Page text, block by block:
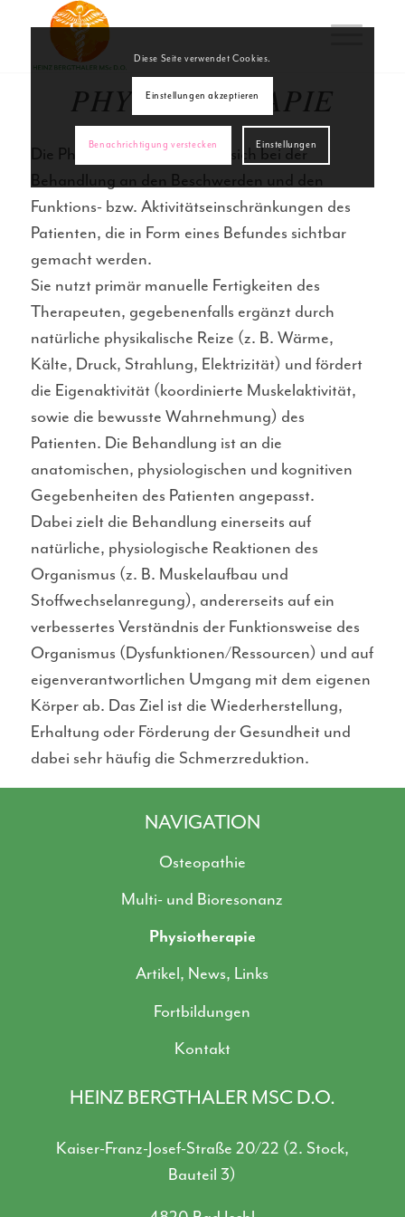
PHYSIOTHERAPIE
Die Physiotherapie orientiert sich bei der
Behandlung an den Beschwerden und den
Funktions- bzw. Aktivitätseinschränkungen des
Patienten, die in Form eines Befundes sichtbar
gemacht werden.
Sie nutzt primär manuelle Fertigkeiten des
Therapeuten, gegebenenfalls ergänzt durch
natürliche physikalische Reize (z. B. Wärme,
Kälte, Druck, Strahlung, Elektrizität) und fördert
die Eigenaktivität (koordinierte Muskelaktivität,
sowie die bewusste Wahrnehmung) des
Patienten. Die Behandlung ist an die
anatomischen, physiologischen und kognitiven
Gegebenheiten des Patienten angepasst.
Dabei zielt die Behandlung einerseits auf
natürliche, physiologische Reaktionen des
Organismus (z. B. Muskelaufbau und
Stoffwechselanregung), andererseits auf ein
verbessertes Verständnis der Funktionsweise des
Organismus (Dysfunktionen/Ressourcen) und auf
eigenverantwortlichen Umgang mit dem eigenen
Körper ab. Das Ziel ist die Wiederherstellung,
Erhaltung oder Förderung der Gesundheit und
dabei sehr häufig die Schmerzreduktion.
NAVIGATION
Osteopathie
Multi- und Bioresonanz
Physiotherapie
Artikel, News, Links
Fortbildungen
Kontakt
HEINZ BERGTHALER MSC D.O.
Kaiser-Franz-Josef-Straße 20/22 (2. Stock,
Bauteil 3)
Diese Seite verwendet Cookies.
Einstellungen akzeptieren
Benachrichtigung verstecken Einstellungen